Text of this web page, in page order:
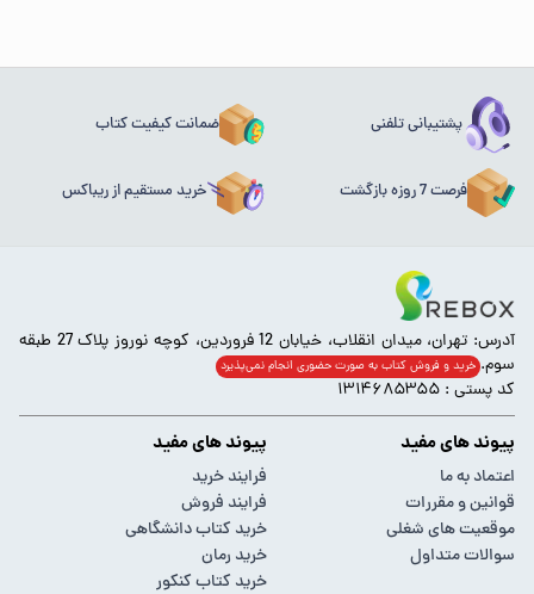
پشتیبانی تلفنی ضمانت کیفیت کتاب
فرصت 7 روزه بازگشت خرید مستقیم از ریباکس
آدرس: تهران، میدان انقلاب، خیابان 12 فروردین، کوچه نوروز پلاک 27 طبقه
سوم. خرید و فروش کتاب به صورت حضوری انجام‌ نمی‌پذیرد
کد پستی : ۱۳۱۴۶۸۵۳۵۵
پیوند های مفید
اعتماد به ما
قوانین و مقررات
موقعیت های شغلی
سوالات متداول
پیوند های مفید
فرایند خرید
فرایند فروش
خرید کتاب دانشگاهی
خرید رمان
خرید کتاب کنکور